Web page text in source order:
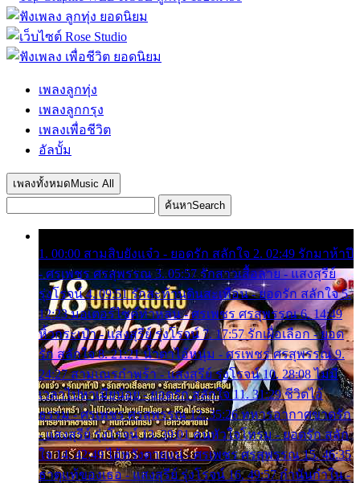
เพลงลูกทุ่ง
เพลงลูกกรุง
เพลงเพื่อชีวิต
อัลบั้ม
เพลงทั้งหมด Music All
ค้นหาSearch
1. 00:00 สามสิบยังแจ๋ว - ยอดรัก สลักใจ 2. 02:49 รักมาห้าปี
- ศรเพชร ศรสุพรรณ 3. 05:57 รักสาวเสื้อลาย - แสงสุรีย์
รุ่งโรจน์ 4. 09:51 รักสะท้านดินสะเทือน - ยอดรัก สลักใจ 5.
12:23 มอเตอร์ไซค์ทำหล่น - ศรเพชร ศรสุพรรณ 6. 14:49
หิ้วกระเป๋า - แสงสุรีย์ รุ่งโรจน์ 7. 17:57 รักเผื่อเลือก - ยอด
รัก สลักใจ 8. 21:21 น้ำตาไอ้หนุ่ม - ศรเพชร ศรสุพรรณ 9.
24:27 สามเณรกำพร้า - แสงสุรีย์ รุ่งโรจน์ 10. 28:08 ไม่มี
เวลาไปหาเมียน้อย - ยอดรัก สลักใจ 11. 31:29 ชีวิตไอ้
ธรรม - ศรเพชร ศรสุพรรณ 12. 35:26 ทหารอากาศขาดรัก
- แสงสุรีย์ รุ่งโรจน์ 13. 39:01 คนหัวใจโทรม - ยอดรัก สลัก
ใจ 14. 42:49 ไอ้หวังตายแน่ - ศรเพชร ศรสุพรรณ 15. 46:35
ธาตุแท้ของเธอ - แสงสุรีย์ รุ่งโรจน์ 16. 49:57 กำนันกำใน -